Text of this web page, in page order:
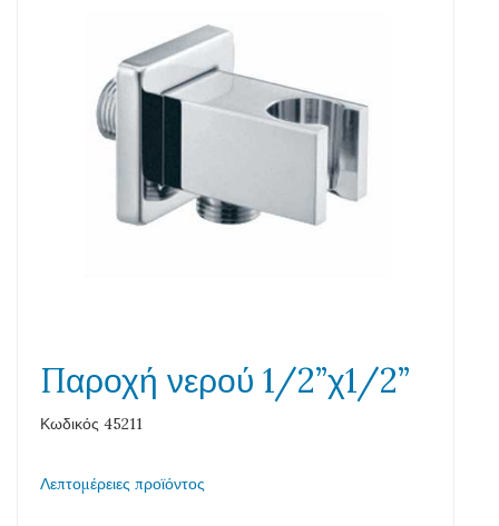
Παροχή νερού 1/2”χ1/2”
Κωδικός 45211
Λεπτομέρειες προϊόντος